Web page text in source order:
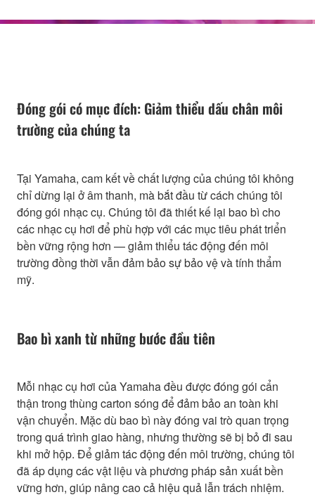
Đóng gói có mục đích: Giảm thiểu dấu chân môi
trường của chúng ta
Tại Yamaha, cam kết về chất lượng của chúng tôi không
chỉ dừng lại ở âm thanh, mà bắt đầu từ cách chúng tôi
đóng gói nhạc cụ. Chúng tôi đã thiết kế lại bao bì cho
các nhạc cụ hơi để phù hợp với các mục tiêu phát triển
bền vững rộng hơn — giảm thiểu tác động đến môi
trường đồng thời vẫn đảm bảo sự bảo vệ và tính thẩm
mỹ.
Bao bì xanh từ những bước đầu tiên
Mỗi nhạc cụ hơi của Yamaha đều được đóng gói cẩn
thận trong thùng carton sóng để đảm bảo an toàn khi
vận chuyển. Mặc dù bao bì này đóng vai trò quan trọng
trong quá trình giao hàng, nhưng thường sẽ bị bỏ đi sau
khi mở hộp. Để giảm tác động đến môi trường, chúng tôi
đã áp dụng các vật liệu và phương pháp sản xuất bền
vững hơn, giúp nâng cao cả hiệu quả lẫn trách nhiệm.